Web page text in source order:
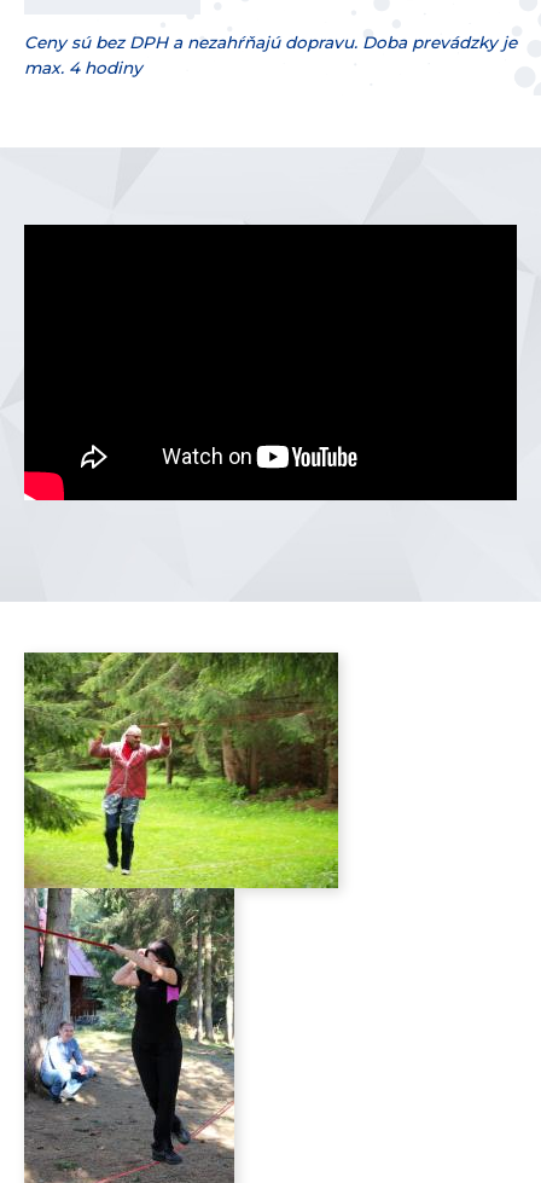
Ceny sú bez DPH a nezahŕňajú dopravu. Doba prevádzky je
max. 4 hodiny